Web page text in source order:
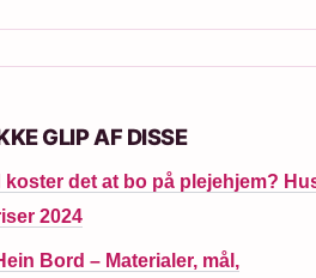
GLIP AF DISSE
koster det at bo på plejehjem?
2024
Bord – Materialer, mål,